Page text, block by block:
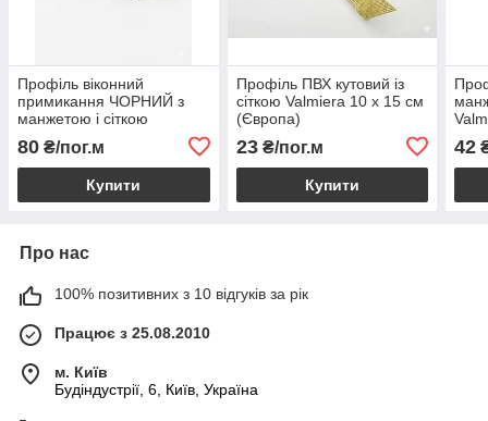
Профіль віконний
примикання ЧОРНИЙ з
манжетою і сіткою
80 ₴/пог.м
Купити
Профіль ПВХ кутовий із
сіткою Valmiera 10 х 15 см
(Європа)
23₴/пог.м
Купити
42
Про нас
100% позитивних з 10 відгуків за рік
Працює з 25.08.2010
м. Київ
Будіндустрії, 6, Київ, Україна